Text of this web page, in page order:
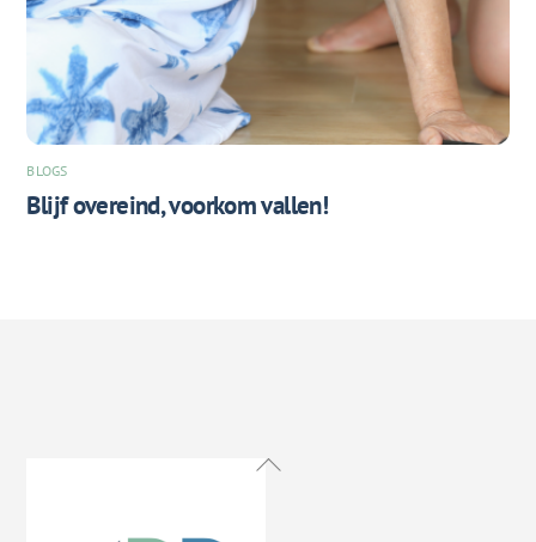
BLOGS
Blijf overeind, voorkom vallen!
Back